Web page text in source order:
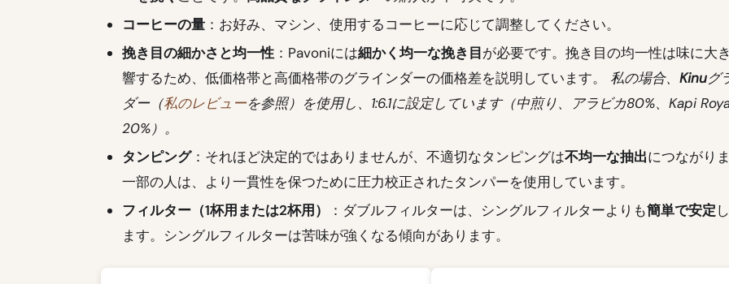
コーヒーの量 ：お好み、マシン、使用するコーヒーに応じて調整してください。
挽き目の細かさと均一性 ：Pavoniには細かく均一な挽き目が必要です。挽き目の均一性は味に大
響するため、低価格帯と高価格帯のグラインダーの価格差を説明しています。 私の場合、 Kinuグ
ダー（私のレビューを参照）を使用し、1:6.1に設定しています（中煎り、アラビカ80%、Kapi
20%）。
タンピング：それほど決定的ではありませんが、不適切なタンピングは不均一な抽出につながりま
一部の人は、より一貫性を保つために圧力校正されたタンパーを使用しています。
フィルター（1杯用または2杯用）
：ダブルフィルターは、シングルフィルターよりも簡単で安定
ます。シングルフィルターは苦味が強くなる傾向があります。